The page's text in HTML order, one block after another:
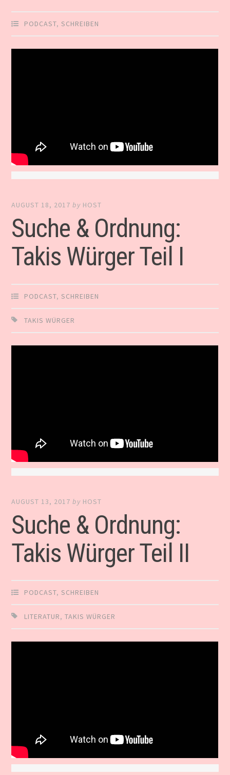
PODCAST,SCHREIBEN
AUGUST 18, 2017 by HOST
Suche & Ordnung:
Takis Würger Teil I
PODCAST,SCHREIBEN
TAKIS WÜRGER
AUGUST 13, 2017 by HOST
Suche & Ordnung:
Takis Würger Teil II
PODCAST,SCHREIBEN
LITERATUR,TAKIS WÜRGER